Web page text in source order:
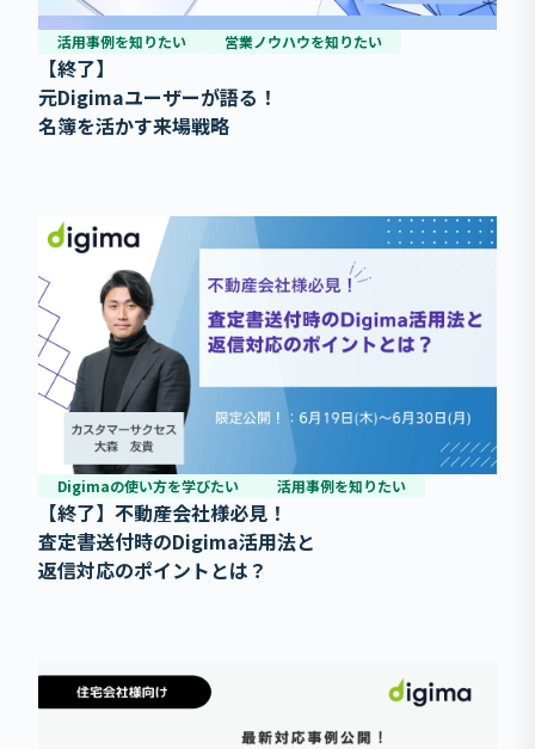
活用事例を知りたい 営業ノウハウを知りたい
【終了】
元Digimaユーザーが語る！
名簿を活かす来場戦略
Digimaの使い方を学びたい 活用事例を知りたい
【終了】不動産会社様必見！
査定書送付時のDigima活用法と
返信対応のポイントとは？